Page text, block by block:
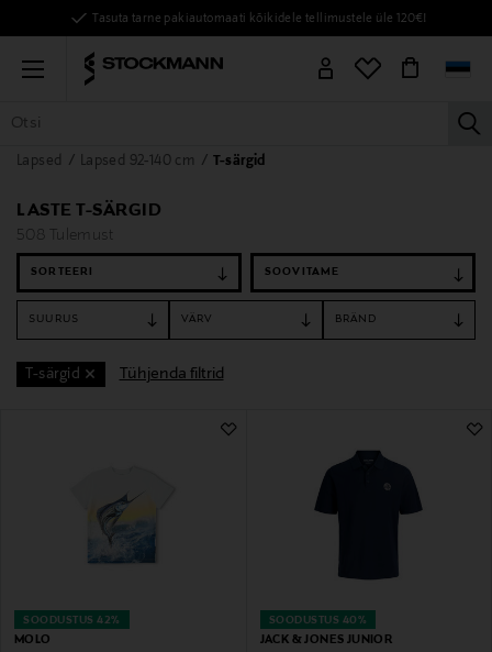
Tasuta tarne pakiautomaati kõikidele tellimustele üle 120€!
Menu
KÕIK TOOTED NAISED MEHED
Lapsed Lapsed 92-140 cm T-särgid
LASTE T-SÄRGID
508 Tulemust
SORTEERI
SUURUS VÄRV BRÄND
T-särgid Tühjenda filtrid
SOODUSTUS 42%
MOLO
SOODUSTUS 40%
JACK & JONES JUNIOR